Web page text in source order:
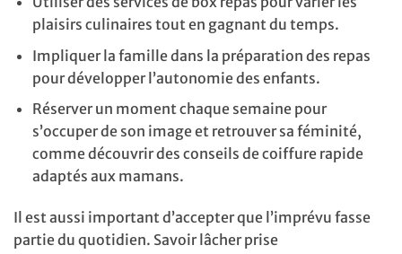
plaisirs culinaires tout en gagnant du temps.
Impliquer la famille dans la préparation des repas
pour développer l’autonomie des enfants.
Réserver un moment chaque semaine pour
s’occuper de son image et retrouver sa féminité,
comme découvrir des conseils de coiffure rapide
adaptés aux mamans.
Il est aussi important d’accepter que l’imprévu fasse
partie du quotidien. Savoir lâcher prise